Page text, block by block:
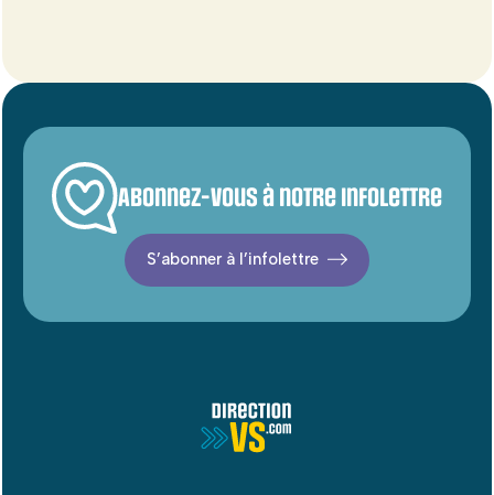
Abonnez-vous à notre infolettre
S’abonner à l’infolettre